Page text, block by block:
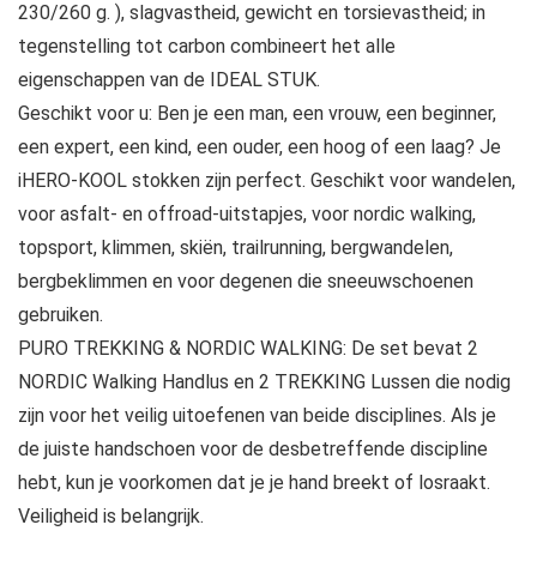
230/260 g. ), slagvastheid, gewicht en torsievastheid; in
tegenstelling tot carbon combineert het alle
eigenschappen van de IDEAL STUK.
Geschikt voor u: Ben je een man, een vrouw, een beginner,
een expert, een kind, een ouder, een hoog of een laag? Je
iHERO-KOOL stokken zijn perfect. Geschikt voor wandelen,
voor asfalt- en offroad-uitstapjes, voor nordic walking,
topsport, klimmen, skiën, trailrunning, bergwandelen,
bergbeklimmen en voor degenen die sneeuwschoenen
gebruiken.
PURO TREKKING & NORDIC WALKING: De set bevat 2
NORDIC Walking Handlus en 2 TREKKING Lussen die nodig
zijn voor het veilig uitoefenen van beide disciplines. Als je
de juiste handschoen voor de desbetreffende discipline
hebt, kun je voorkomen dat je je hand breekt of losraakt.
Veiligheid is belangrijk.